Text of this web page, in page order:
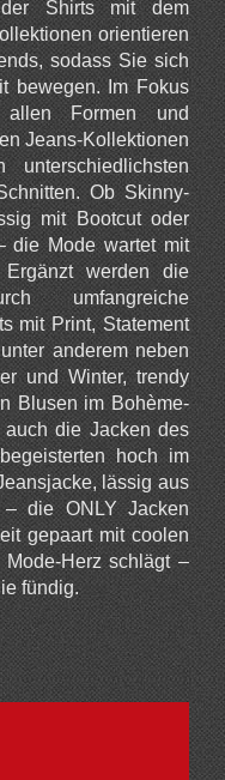
Shirts mit dem
orientieren
sodass Sie sich
bewegen. Im Fokus
Formen und
Jeans-Kollektionen
Ob Skinny-
mit Bootcut oder
die Mode wartet mit
Ergänzt werden die
umfangreiche
mit Print, Statement
anderem neben
und Winter, trendy
Blusen im Bohème-
die Jacken des
hoch im
lässig aus
die ONLY Jacken
gepaart mit coolen
Herz schlägt –
fündig.